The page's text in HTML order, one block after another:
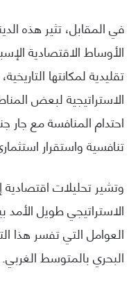
في المقابل، تثير هذه
الأوساط الاقتصادية
تقليدية لمكانتها
الاستراتيجية لبعض
احتدام المنافسة مع جار
تنافسية واستقرار
وتشير تحليلات
الاستراتيجي طويل الأمد
العوامل التي تفسر هذا
البحري بالمتوسط الغربي.